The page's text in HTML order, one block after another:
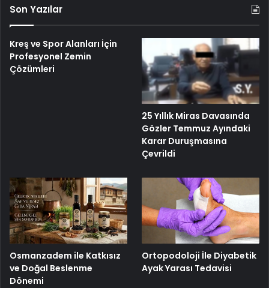
Son Yazılar
Kreş ve Spor Alanları İçin
Profesyonel Zemin
Çözümleri
25 Yıllık Miras Davasında
Gözler Temmuz Ayındaki
Karar Duruşmasına
Çevrildi
Osmanzadem ile Katkısız
ve Doğal Beslenme
Dönemi
Ortopodoloji İle Diyabetik
Ayak Yarası Tedavisi